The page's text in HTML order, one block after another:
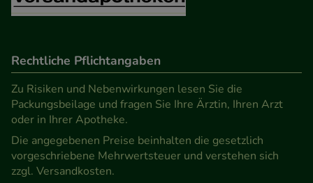
den Inhalt auf unserer Website aber auch die
teilweise an Dritte wie z.B. Google oder soziale
Rechtliche Pflichtangaben
Zu Risiken und Nebenwirkungen lesen Sie die
Packungsbeilage und fragen Sie Ihre Ärztin, Ihren Arzt
oder in Ihrer Apotheke.
Die angegebenen Preise beinhalten die gesetzlich
vorgeschriebene Mehrwertsteuer und verstehen sich
zzgl. Versandkosten.